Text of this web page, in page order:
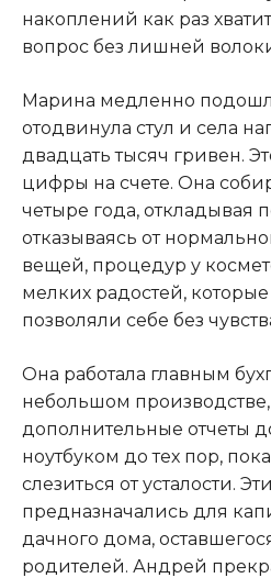
накоплений как раз
вопрос без лишней
Марина медленно
отодвинула стул и села
двадцать тысяч гривен.
цифры на счете. Она
четыре года, откладывая
отказываясь от
вещей, процедур у
мелких радостей,
позволяли себе без
Она работала главным
небольшом производстве,
дополнительные отчеты
ноутбуком до тех пор,
слезиться от усталости.
предназначались для
дачного дома,
родителей. Андрей